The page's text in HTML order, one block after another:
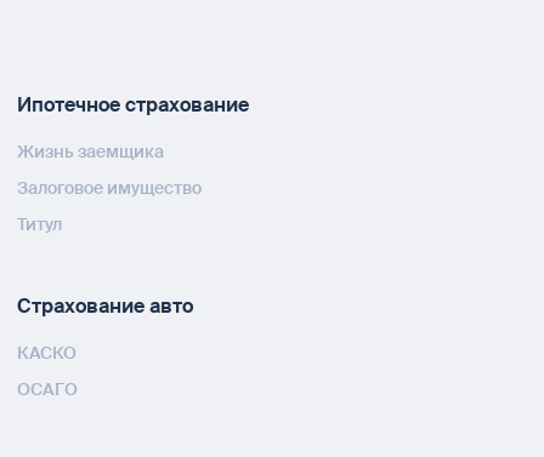
Ипотечное страхование
Жизнь заемщика
Залоговое имущество
Титул
Страхование авто
КАСКО
ОСАГО